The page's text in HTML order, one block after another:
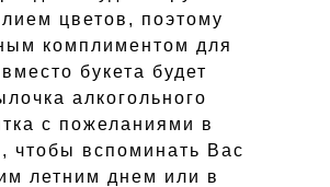
цветов, поэтому
комплиментом для
букета будет
алкогольного
с пожеланиями в
чтобы вспоминать Вас
летним днем или в